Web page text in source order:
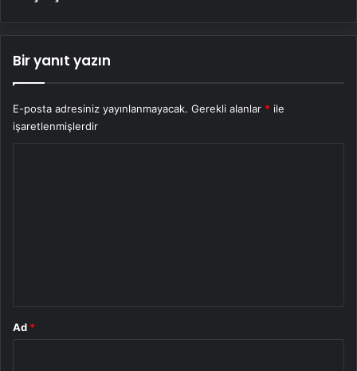
Bir yanıt yazın
E-posta adresiniz yayınlanmayacak. Gerekli alanlar * ile
işaretlenmişlerdir
Ad *